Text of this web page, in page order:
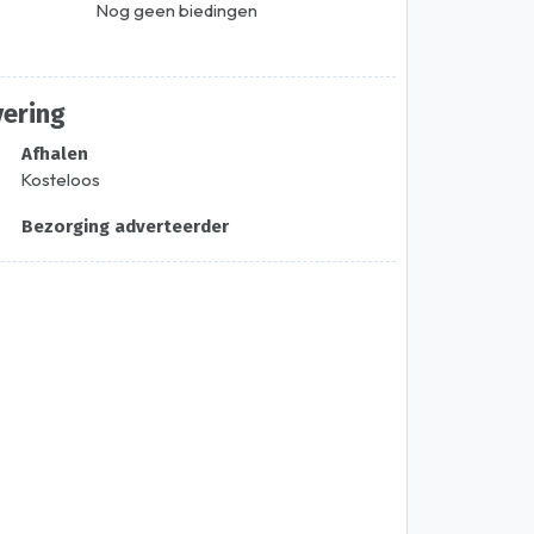
Nog geen biedingen
Afhalen
Kosteloos
Bezorging adverteerder